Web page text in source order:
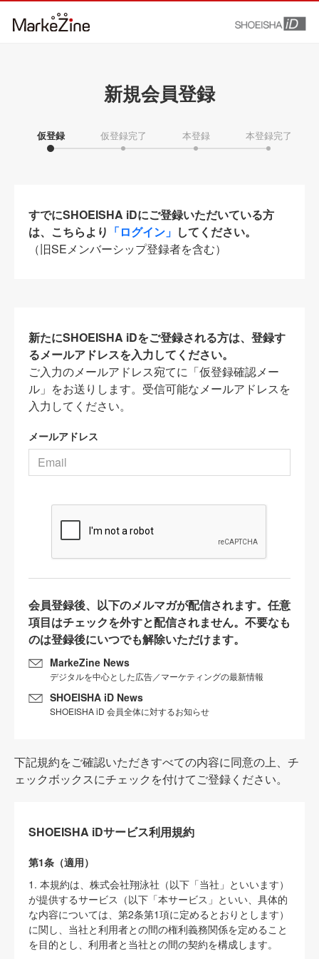
新規会員登録
仮登録 仮登録完了 本登録 本登録完了
すでにSHOEISHA iDにご登録いただいている方
は、こちらより 「ログイン」 してください。
（旧SEメンバーシップ登録者を含む）
新たにSHOEISHA iDをご登録される方は、登録す
るメールアドレスを入力してください。
ご入力のメールアドレス宛てに「仮登録確認メー
ル」をお送りします。受信可能なメールアドレスを
入力してください。
メールアドレス
会員登録後、以下のメルマガが配信されます。任意
項目はチェックを外すと配信されません。不要なも
のは登録後にいつでも解除いただけます。
MarkeZine News
デジタルを中心とした広告／マーケティングの最新情報
SHOEISHA iD News
SHOEISHA iD 会員全体に対するお知らせ
下記規約をご確認いただきすべての内容に同意の上、チ
ェックボックスにチェックを付けてご登録ください。
SHOEISHA iDサービス利用規約
第1条（適用）
1. 本規約は、株式会社翔泳社（以下「当社」といいます）
が提供するサービス（以下「本サービス」といい、具体的
な内容については、第2条第1項に定めるとおりとします）
に関し、当社と利用者との間の権利義務関係を定めること
を目的とし、利用者と当社との間の契約を構成します。